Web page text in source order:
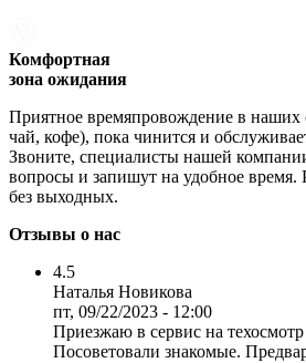
Комфортная
зона ожидания
Приятное времяпровождение в наших
чай, кофе), пока чинится и
Звоните, специалисты нашей
вопросы и запишут на удобное время.
без выходных.
Отзывы о нас
4.5
Наталья Новикова
пт, 09/22/2023 - 12:00
Приезжаю в сервис на
Посоветовали знакомые.